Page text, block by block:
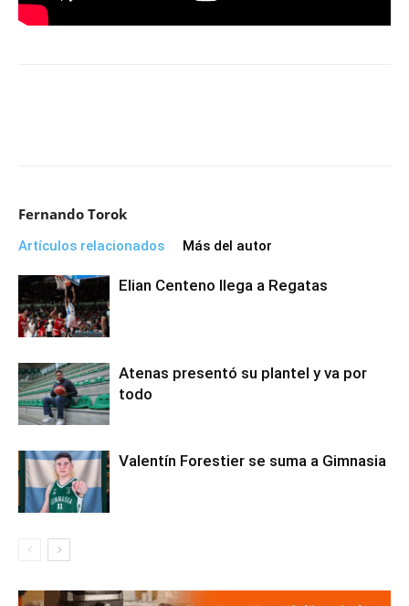
Fernando Torok
Artículos relacionados Más del autor
Elian Centeno llega a Regatas
Atenas presentó su plantel y va por
todo
Valentín Forestier se suma a Gimnasia